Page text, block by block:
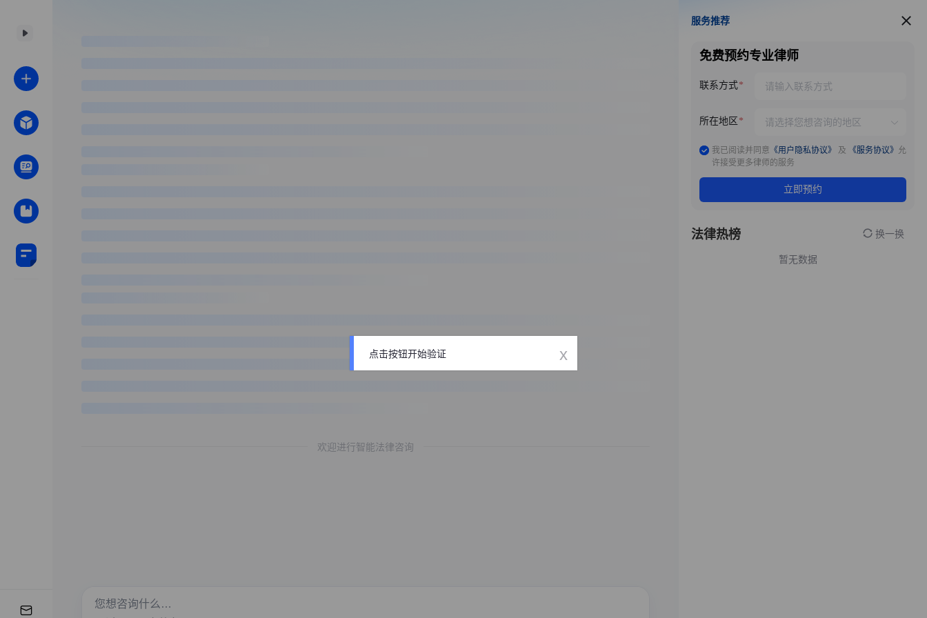
欢迎进行智能法律咨询
服务推荐
服务推荐
免费预约专业律师
联系方式
所在地区
我已阅读并同意 《用户隐私协议》 及 《服务协议》 允
许接受更多律师的服务
立即预约
法律热榜 换一换
暂无数据
点击按钮开始验证 x